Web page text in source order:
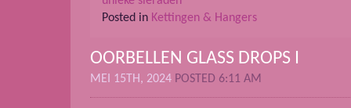
Posted in Kettingen & Hangers
OORBELLEN GLASS DROPS I
MEI 15TH, 2024 POSTED 6:11 AM